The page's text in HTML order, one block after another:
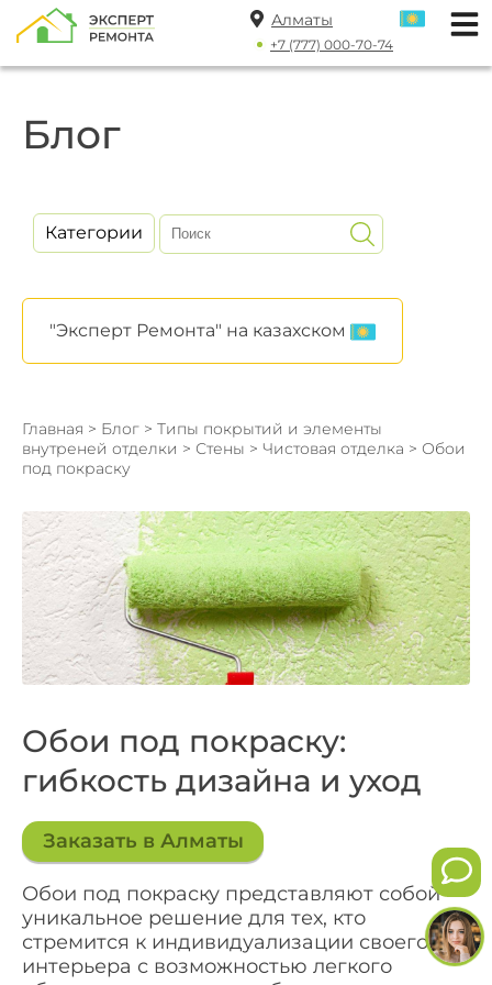
Алматы
+7 (777) 000-70-74
Блог
Категории
"Эксперт Ремонта" на казахском
Главная > Блог > Типы покрытий и элементы
внутреней отделки > Стены > Чистовая отделка > Обои
под покраску
Обои под покраску:
гибкость дизайна и уход
Заказать в Алматы
Обои под покраску представляют собой
уникальное решение для тех, кто
стремится к индивидуализации своего
интерьера с возможностью легкого